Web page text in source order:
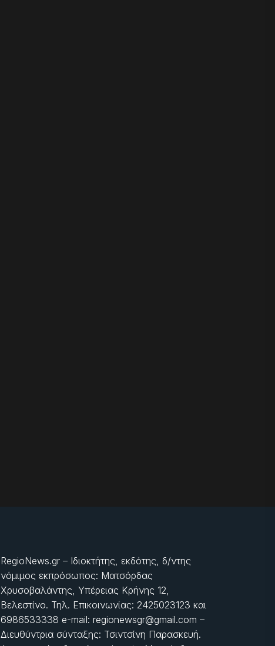
RegioNews.gr – Ιδιοκτήτης, εκδότης, δ/ντης
νόμιμος εκπρόσωπος: Ματσόρδας
Χρυσοβαλάντης, Υπέρειας Κρήνης 12,
Βελεστίνο. Τηλ. Επικοινωνίας: 2425023123 και
6986533338 e-mail: regionewsgr@gmail.com –
Διευθύντρια σύνταξης: Τσιντσίνη Παρασκευή.